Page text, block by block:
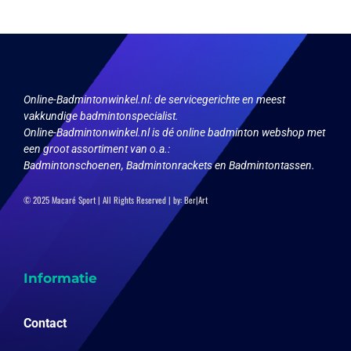
worden
productpagina
Online-Badmintonwinkel.nl:de servicegerichte en meest
vakkundige badmintonspecialist.
Online-Badmintonwinkel.nl is dé online badminton webshop met
een groot assortiment van o.a.:
Badmintonschoenen, Badmintonrackets en Badmintontassen.
© 2025 Macaré Sport | All Rights Reserved | by:Ber|Art
Informatie
Contact